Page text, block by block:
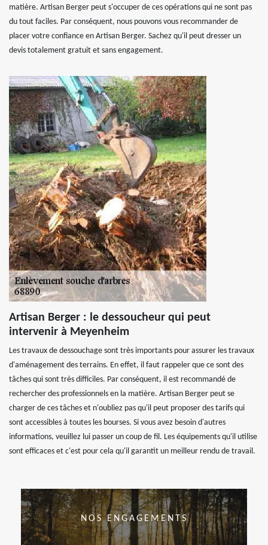
matière. Artisan Berger peut s'occuper de ces opérations qui ne sont pas
du tout faciles. Par conséquent, nous pouvons vous recommander de
placer votre confiance en Artisan Berger. Sachez qu'il peut dresser un
devis totalement gratuit et sans engagement.
Artisan Berger : le dessoucheur qui peut
intervenir à Meyenheim
Les travaux de dessouchage sont très importants pour assurer les travaux
d'aménagement des terrains. En effet, il faut rappeler que ce sont des
tâches qui sont très difficiles. Par conséquent, il est recommandé de
rechercher des professionnels en la matière. Artisan Berger peut se
charger de ces tâches et n'oubliez pas qu'il peut proposer des tarifs qui
sont accessibles à toutes les bourses. Si vous avez besoin d'autres
informations, veuillez lui passer un coup de fil. Les équipements qu'il utilise
sont efficaces et c'est pour cela qu'il garantit un meilleur rendu de travail.
NOS ENGAGEMENTS